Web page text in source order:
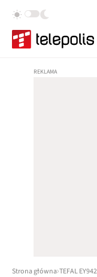
Strona główna TEFAL